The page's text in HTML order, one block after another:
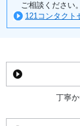
ご相談ください。
121コンタクト
丁寧